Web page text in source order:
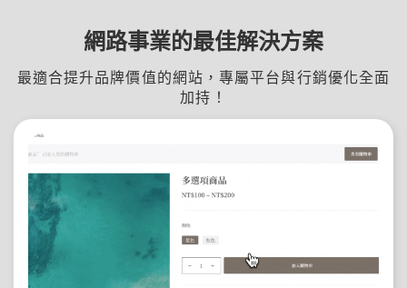
網路事業的最佳解決方案
最適合提升品牌價值的網站，專屬平台與行銷優化全面
加持！